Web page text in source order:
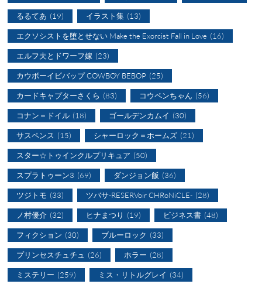
るるてあ (19) イラスト集 (13)
エクソシストを堕とせない Make the Exorcist Fall in Love (16)
エルフ夫とドワーフ嫁 (23)
カウボーイビバップ COWBOY BEBOP (25)
カードキャプターさくら (83) コウペンちゃん (56)
コナン＝ドイル (18) ゴールデンカムイ (30)
サスペンス (15) シャーロック＝ホームズ (21)
スター☆トゥインクルプリキュア (50)
スプラトゥーン3 (69) ダンジョン飯 (36)
ツジトモ (33) ツバサ-RESERVoir CHRoNiCLE- (28)
ノ村優介 (32) ヒナまつり (19) ビジネス書 (48)
フィクション (30) ブルーロック (33)
プリンセスチュチュ (26) ホラー (28)
ミステリー (259) ミス・リトルグレイ (34)